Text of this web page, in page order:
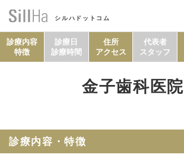
シルハドットコム
診療内容
特徴
診療日
診療時間
住所
アクセス
代表者
スタッフ
金子歯科医院
診療内容・特徴